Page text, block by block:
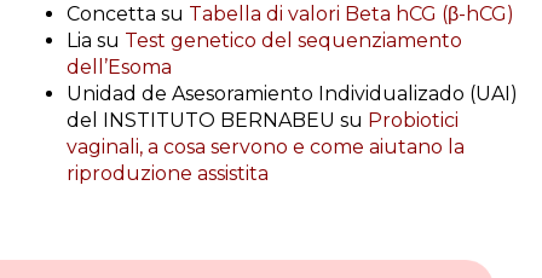
Concetta su Tabella di valori Beta hCG (β-hCG)
Lia su Test genetico del sequenziamento
dell’Esoma
Unidad de Asesoramiento Individualizado (UAI)
del INSTITUTO BERNABEU su Probiotici
vaginali, a cosa servono e come aiutano la
riproduzione assistita